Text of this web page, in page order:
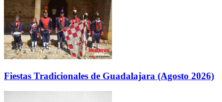
Fiestas Tradicionales de Guadalajara (Agosto 2026)